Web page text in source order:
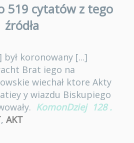
519 cytatów z tego
źródła
był koronowany [...]
Brat iego na
wiechał ktore Akty
y wiazdu Biskupiego
KomonDziej 128 .
, AKT